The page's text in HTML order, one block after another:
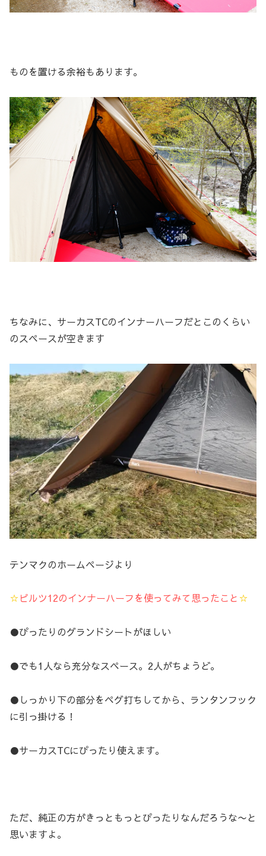
ものを置ける余裕もあります。
ちなみに、サーカスTCのインナーハーフだとこのくらい
のスペースが空きます
テンマクのホームページより
☆ピルツ12のインナーハーフを使ってみて思ったこと☆
●ぴったりのグランドシートがほしい
●でも1人なら充分なスペース。2人がちょうど。
●しっかり下の部分をペグ打ちしてから、ランタンフック
に引っ掛ける！
●サーカスTCにぴったり使えます。
ただ、純正の方がきっともっとぴったりなんだろうな〜と
思いますよ。